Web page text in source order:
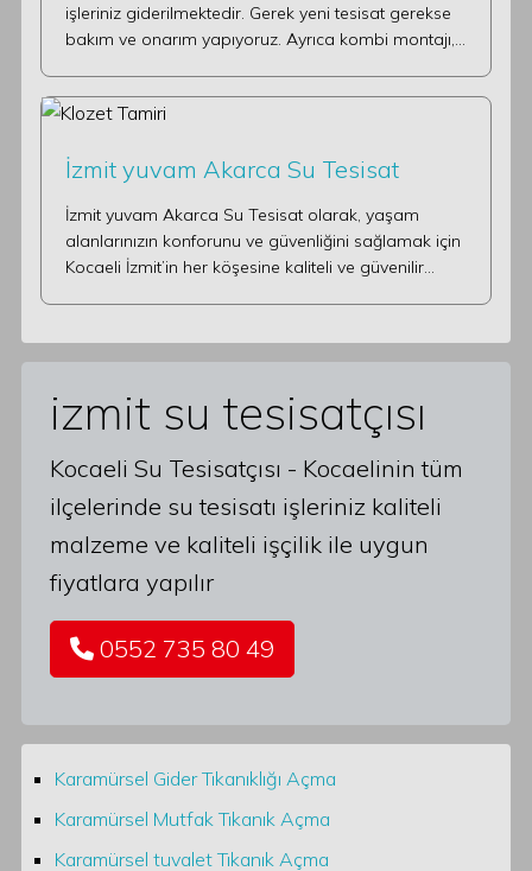
işleriniz giderilmektedir. Gerek yeni tesisat gerekse
bakım ve onarım yapıyoruz. Ayrıca kombi montajı,…
İzmit yuvam Akarca Su Tesisat
İzmit yuvam Akarca Su Tesisat olarak, yaşam
alanlarınızın konforunu ve güvenliğini sağlamak için
Kocaeli İzmit’in her köşesine kaliteli ve güvenilir…
izmit su tesisatçısı
Kocaeli Su Tesisatçısı - Kocaelinin tüm
ilçelerinde su tesisatı işleriniz kaliteli
malzeme ve kaliteli işçilik ile uygun
fiyatlara yapılır
0552 735 80 49
Karamürsel Gider Tıkanıklığı Açma
Karamürsel Mutfak Tıkanık Açma
Karamürsel tuvalet Tıkanık Açma